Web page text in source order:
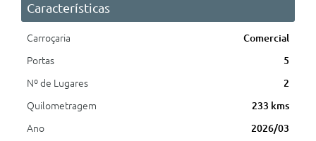
Características
Carroçaria
Comercial
Portas
5
Nº de Lugares
2
Quilometragem
233 kms
Ano
2026/03